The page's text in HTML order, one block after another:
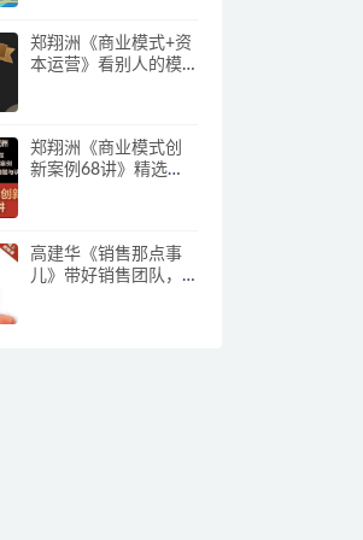
郑翔洲《商业模式+资
本运营》看别人的模
郑翔洲《商业模式创
新案例68讲》精选
高建华《销售那点事
儿》带好销售团队，